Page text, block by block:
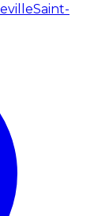
Saint-